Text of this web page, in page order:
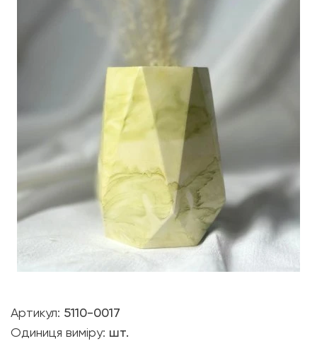
Артикул: 5110-0017
Одиниця виміру: шт.